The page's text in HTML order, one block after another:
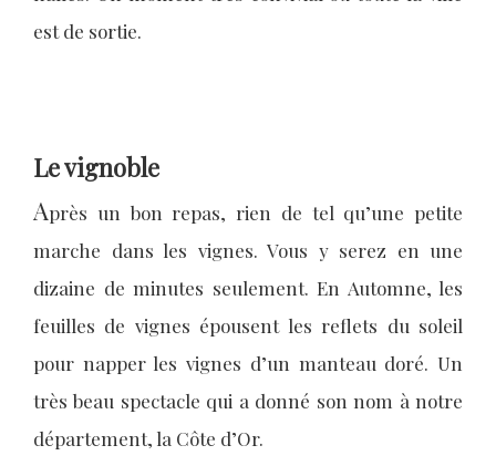
est de sortie.
Le vignoble
Après un bon repas, rien de tel qu’une petite
marche dans les vignes. Vous y serez en une
dizaine de minutes seulement. En Automne, les
feuilles de vignes épousent les reflets du soleil
pour napper les vignes d’un manteau doré. Un
très beau spectacle qui a donné son nom à notre
département, la Côte d’Or.